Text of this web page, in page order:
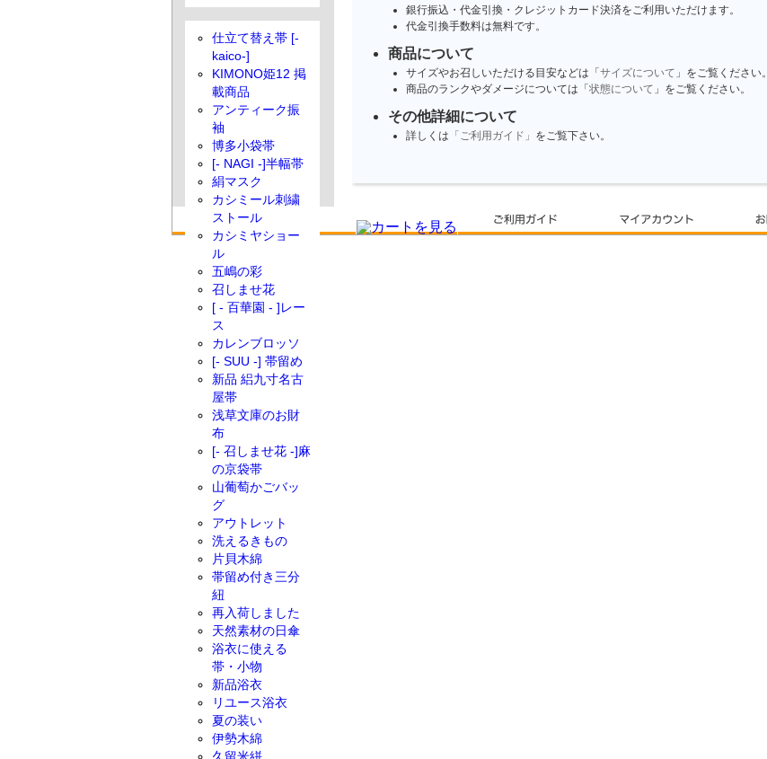
銀行振込・代金引換・クレジットカード決済をご利用いただけます。
代金引換手数料は無料です。
商品について
サイズやお召しいただける目安などは「 サイズについて 」をご覧ください。
商品のランクやダメージについては「 状態について 」をご覧ください。
その他詳細について
詳しくは 「ご利用ガイド」 をご覧下さい。
仕立て替え帯 [-
kaico-]
KIMONO姫12 掲
載商品
アンティーク振
袖
博多小袋帯
[- NAGI -]半幅帯
絹マスク
カシミール刺繍
ストール
カシミヤショー
ル
五嶋の彩
召しませ花
[ - 百華園 - ]レー
ス
カレンブロッソ
[- SUU -] 帯留め
新品 絽九寸名古
屋帯
浅草文庫のお財
布
[- 召しませ花 -]麻
の京袋帯
山葡萄かごバッ
グ
アウトレット
洗えるきもの
片貝木綿
帯留め付き三分
紐
再入荷しました
天然素材の日傘
浴衣に使える
帯・小物
新品浴衣
リユース浴衣
夏の装い
伊勢木綿